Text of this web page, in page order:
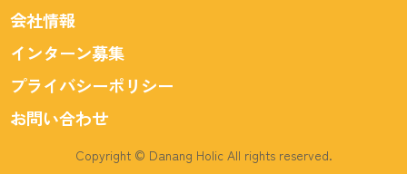
会社情報
インターン募集
プライバシーポリシー
お問い合わせ
Copyright © Danang Holic All rights reserved.